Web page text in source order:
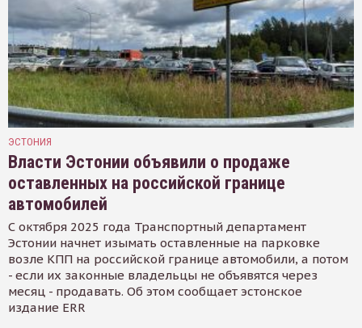
ЭСТОНИЯ
Власти Эстонии объявили о продаже
оставленных на российской границе
автомобилей
С октября 2025 года Транспортный департамент
Эстонии начнет изымать оставленные на парковке
возле КПП на российской границе автомобили, а потом
- если их законные владельцы не объявятся через
месяц - продавать. Об этом сообщает эстонское
издание ERR